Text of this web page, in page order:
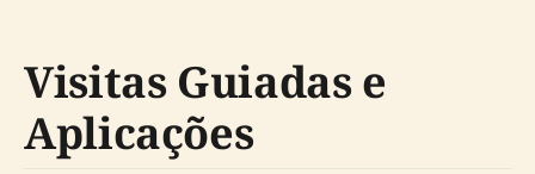
Visitas Guiadas e
Aplicações